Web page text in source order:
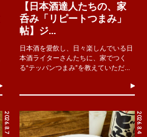
【日本酒達人たちの、家
呑み「リピートつまみ」
帖】ジ...
日本酒を愛飲し、日々楽しんでいる日
本酒ライターさんたちに、家でつく
る“テッパンつまみ”を教えていただ...
2026.8.7 2026.8.4